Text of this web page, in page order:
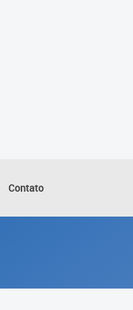
Contato